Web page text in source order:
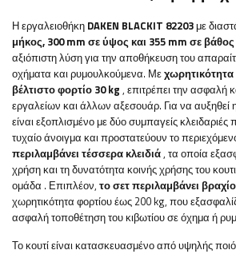
Η εργαλειοθήκη DAKEN BLACKIT 82203με
μήκος, 300 mm σε ύψος και 355 mm σε βάθος
αξιόπιστη λύση για την αποθήκευση του
οχήματα και ρυμουλκούμενα. Με
βέλτιστο φορτίο 30 kg , επιτρέπει την ασφαλή
εργαλείων και άλλων αξεσουάρ. Για να
είναι εξοπλισμένο με δύο συμπαγείς κλειδαριές
τυχαίο άνοιγμα και προστατεύουν το
περιλαμβάνει τέσσερα κλειδιά, τα οποία
χρήση και τη δυνατότητα κοινής χρήσης του
ομάδα . Επιπλέον, το σετ περιλαμβάνει
χωρητικότητα φορτίου έως 200 kg, που
ασφαλή τοποθέτηση του κιβωτίου σε όχημα ή
Το κουτί είναι κατασκευασμένο από υψηλής